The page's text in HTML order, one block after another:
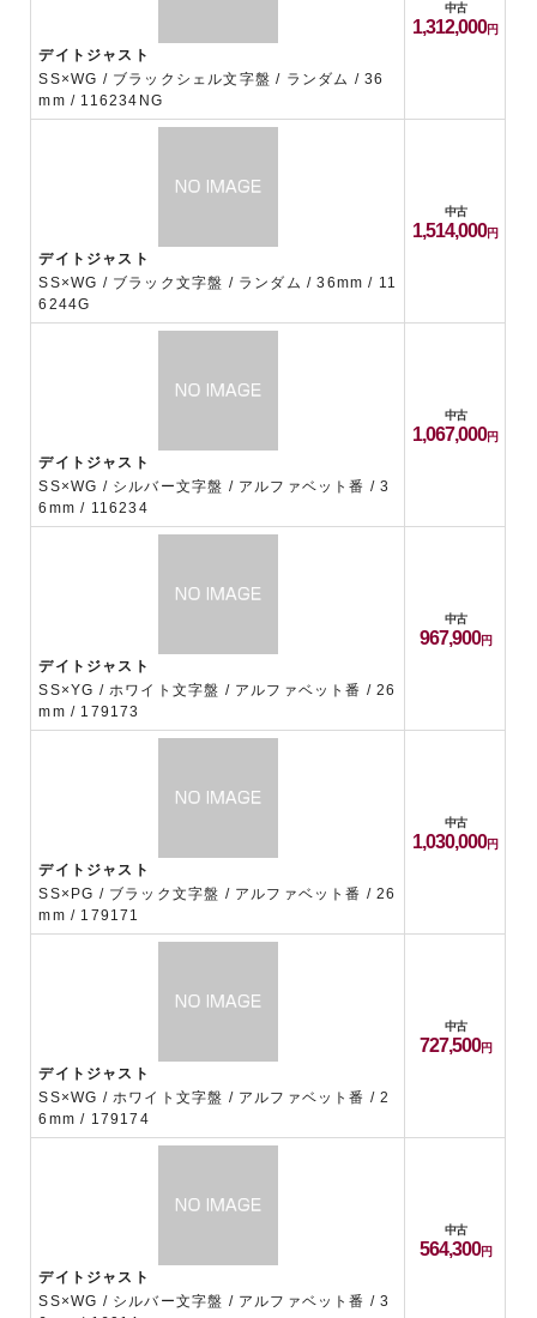
デイトジャスト
SS×WG / ブラックシェル文字盤 / ランダム / 36
mm / 116234NG
中古
1,312,000
デイトジャスト
SS×WG / ブラック文字盤 / ランダム / 36mm / 11
6244G
中古
1,514,000
デイトジャスト
SS×WG / シルバー文字盤 / アルファベット番 / 3
6mm / 116234
中古
1,067,000
デイトジャスト
SS×YG / ホワイト文字盤 / アルファベット番 / 26
mm / 179173
中古
967,900
デイトジャスト
SS×PG / ブラック文字盤 / アルファベット番 / 26
mm / 179171
中古
1,030,000
デイトジャスト
SS×WG / ホワイト文字盤 / アルファベット番 / 2
6mm / 179174
中古
727,500
デイトジャスト
SS×WG / シルバー文字盤 / アルファベット番 / 3
中古
564,300